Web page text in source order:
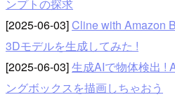
ンプトの探求
[2025-06-03]Cline with Amazon
3Dモデルを生成してみた !
[2025-06-03]生成AIで物体検出 !
ングボックスを描画しちゃおう